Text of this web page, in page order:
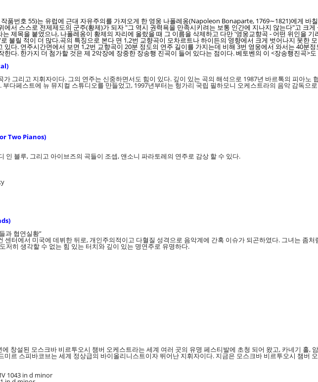
품번호 55)는 유럽에 근대 자유주의를 가져오게 한 영웅 나폴레옹(Napoleon Bonaparte, 1769∼1821)에게 바
서 스스로 전제제도의 군주(황제)가 되자 "그 역시 권력욕을 만족시키려는 보통 인간에 지나지 않는다"고 크
제목을 붙였으나, 나폴레옹이 황제의 자리에 올랐을 때 그 이름을 삭제하고 다만 '영웅교향곡 - 어떤 위인을
불릴 적이 더 많다.곡의 특징으로 본다 면 1,2번 교향곡이 모차르트나 하이든의 영향에서 크게 벗어나지 못한
다. 연주시간면에서 보면 1,2번 교향곡이 20분 정도의 연주 길이를 가지는데 비해 3번 영웅에서 와서는 40분
다. 한가지 더 첨가할 것은 제 2악장에 장중한 장송행 진곡이 들어 있다는 점이다. 베토벤의 이 <장송행진곡>
그리고 지휘자이다. 그의 연주는 신중하면서도 힘이 있다. 깊이 있는 곡의 해석으로 1987년 바르톡의 피아노
다페스트에 뉴 뮤지컬 스튜디오를 만들었고, 1997년부터는 헝가리 국립 필하모니 오케스트라의 음악 감독으
Two Pianos)
인 블루, 그리고 아이브즈의 곡들이 조셉, 앤소니 파라토레의 연주로 감상 할 수 있다.
과 협연실황”
터에서 미국에 데뷔한 뒤로, 개인주의적이고 다혈질 성격으로 음악계에 간혹 이슈가 되곤하였다. 그녀는 좀처
히 생각할 수 없는 힘 있는 터치와 깊이 있는 명연주로 유명하다.
창설된 모스크바 비르투오시 챔버 오케스트라는 세계 여러 곳의 유명 페스티발에 초청 되어 왔고, 카네기 홀,
르 스피바코브는 세계 정상급의 바이올리니스트이자 뛰어난 지휘자이다. 지금은 모스크바 비르투오시 챔버
1043 in d minor